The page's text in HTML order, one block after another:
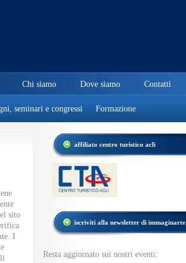
Contatti
Dove siamo
Chi siamo
seminari e congressi Formazione
sito
I
affiliato centro turistico acli
iscriviti alla newsletter di immaginarte
Resta aggiornato sui nostri eventi: